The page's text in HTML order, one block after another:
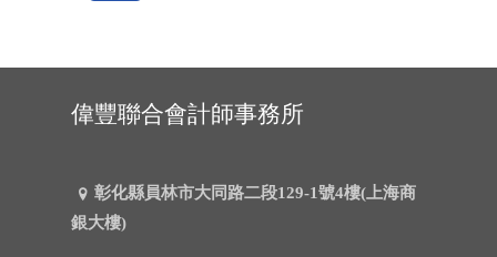
偉豐聯合會計師事務所
彰化縣員林市大同路二段129-1號4樓(上海商
銀大樓)